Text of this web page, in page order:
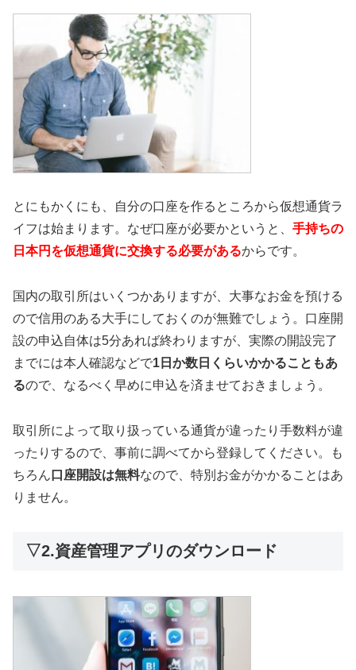
とにもかくにも、自分の口座を作るところから仮想通貨ラ
イフは始まります。なぜ口座が必要かというと、 手持ちの
日本円を仮想通貨に交換する必要があるからです。
国内の取引所はいくつかありますが、大事なお金を預ける
ので信用のある大手にしておくのが無難でしょう。口座開
設の申込自体は5分あれば終わりますが、実際の開設完了
までには本人確認などで1日か数日くらいかかることもあ
るので、なるべく早めに申込を済ませておきましょう。
取引所によって取り扱っている通貨が違ったり手数料が違
ったりするので、事前に調べてから登録してください。も
ちろん 口座開設は無料なので、特別お金がかかることはあ
りません。
▽2.資産管理アプリのダウンロード